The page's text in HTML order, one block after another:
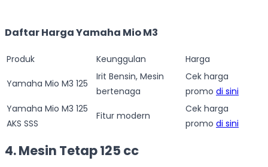
Daftar Harga Yamaha Mio M3
Produk Keunggulan Harga
Yamaha Mio M3 125
Irit Bensin, Mesin
bertenaga
Cek harga
promo di sini
Yamaha Mio M3 125
AKS SSS
Fitur modern
Cek harga
promo di sini
4. Mesin Tetap 125 cc